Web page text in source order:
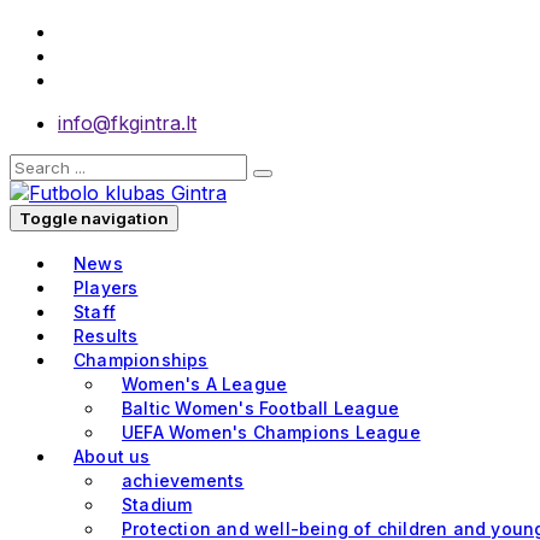
info@fkgintra.lt
Toggle navigation
News
Players
Staff
Results
Championships
Women's A League
Baltic Women's Football League
UEFA Women's Champions League
About us
achievements
Stadium
Protection and well-being of children and